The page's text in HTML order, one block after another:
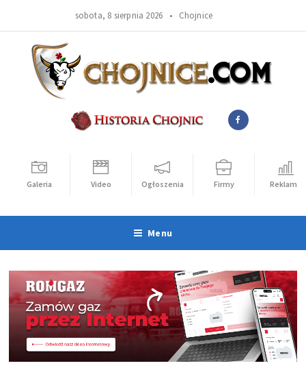
sobota, 8 sierpnia 2026 • Chojnice
Galeria Video Ogłoszenia Firmy Reklama
Menu